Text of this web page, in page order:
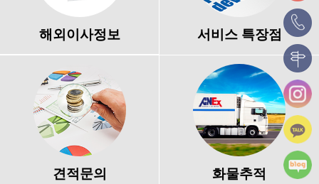
해외이사정보 서비스 특장점
견적문의 화물추적